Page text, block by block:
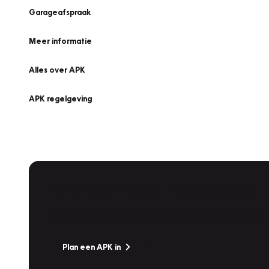
Garageafspraak
Meer informatie
Alles over APK
APK regelgeving
Plan een APK in